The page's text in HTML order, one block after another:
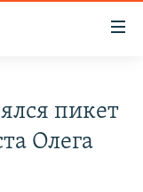
пикет
Олега